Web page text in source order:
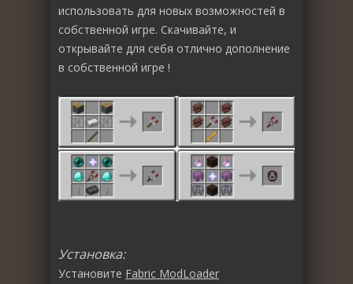
использовать для новых возможностей в
собственной игре. Скачивайте, и
открывайте для себя отлично дополнение
в собственной игре !
Установка:
Установите Fabric ModLoader